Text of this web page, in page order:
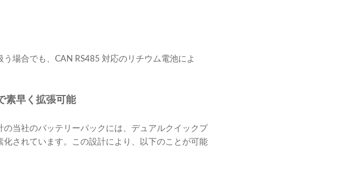
場合でも、CAN RS485 対応のリチウム電池によ
素早く拡張可能
当社のバッテリーパックには、デュアルクイックプ
されています。この設計により、以下のことが可能